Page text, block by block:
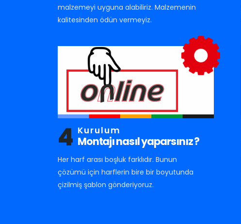
malzemeyi uyguna alabiliriz. Malzemenin
kalitesinden ödün vermeyiz.
4 Kurulum
Montajı nasıl yaparsınız ?
Her harf arası boşluk farklıdır. Bunun
çözümü için harflerin bire bir boyutunda
çizilmiş şablon gönderiyoruz.